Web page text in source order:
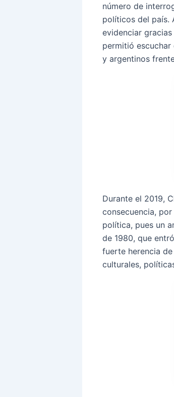
número de
políticos del país.
evidenciar
permitió
y argentinos
Durante el 2019,
consecuencia,
política, pues un
de 1980, que
fuerte herencia
culturales,